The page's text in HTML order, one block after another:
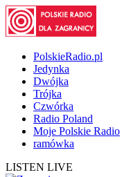
PolskieRadio.pl
Jedynka
Dwójka
Trójka
Czwórka
Radio Poland
Moje Polskie Radio
ramówka
LISTEN LIVE